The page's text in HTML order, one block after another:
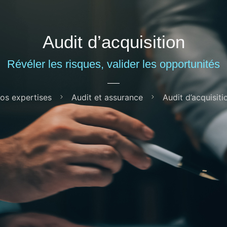
Audit d’acquisition
Révéler les risques, valider les opportunités
expertises Audit et assurance Audit